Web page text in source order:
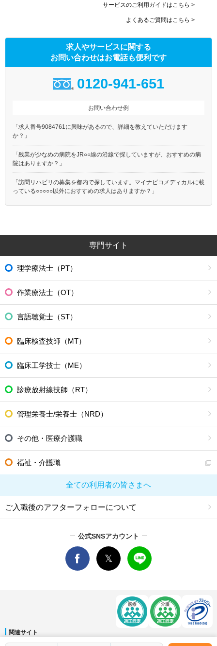
サービスのご利用ガイドはこちら >
よくあるご質問はこちら >
求人やサービスに関する
お問い合わせはお電話も便利です
0120-941-651
お問い合わせ例
「求人番号9084761に興味があるので、詳細を教えていただけます
か？」
「残業が少なめの病院をJR○○線の沿線で探していますが、おすすめの病
院はありますか？」
「訪問リハビリの募集を都内で探しています。マイナビコメディカルに載
っている○○○○○以外におすすめの求人はありますか？」
専門サイト
理学療法士（PT）
作業療法士（OT）
言語聴覚士（ST）
臨床検査技師（MT）
臨床工学技士（ME）
診療放射線技師（RT）
管理栄養士/栄養士（NRD）
その他・医療介護職
福祉・介護職
全ての利用者の皆さまへ
ご入職後のアフターフォローについて
公式SNSアカウント
関連サイト
マイナビDOCTOR│マイナビ看護師│マイナビ薬剤師│マイナビ保育士